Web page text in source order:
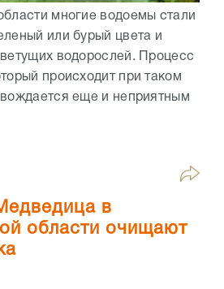
многие водоемы стали
или бурый цвета и
водорослей. Процесс
происходит при таком
еще и неприятным
в
области очищают